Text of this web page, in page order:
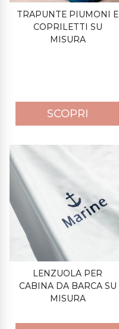
TRAPUNTE PIUMONI E
COPRILETTI SU
MISURA
SCOPRI
LENZUOLA PER
CABINA DA BARCA SU
MISURA